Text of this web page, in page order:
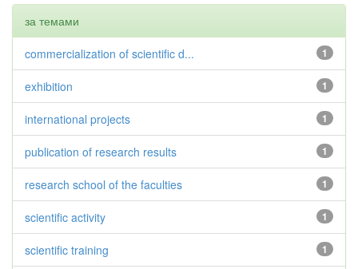
за темами
1
commercialization of scientific d...
1
exhibition
1
international projects
1
publication of research results
1
research school of the faculties
1
scientific activity
1
scientific training